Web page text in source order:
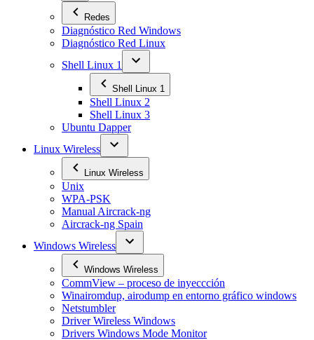
Redes
Diagnóstico Red Windows
Diagnóstico Red Linux
Shell Linux 1
Shell Linux 1
Shell Linux 2
Shell Linux 3
Ubuntu Dapper
Linux Wireless
Linux Wireless
Unix
WPA-PSK
Manual Aircrack-ng
Aircrack-ng Spain
Windows Wireless
Windows Wireless
CommView – proceso de inyeccción
Winairomdup, airodump en entorno gráfico windows
Netstumbler
Driver Wireless Windows
Drivers Windows Mode Monitor